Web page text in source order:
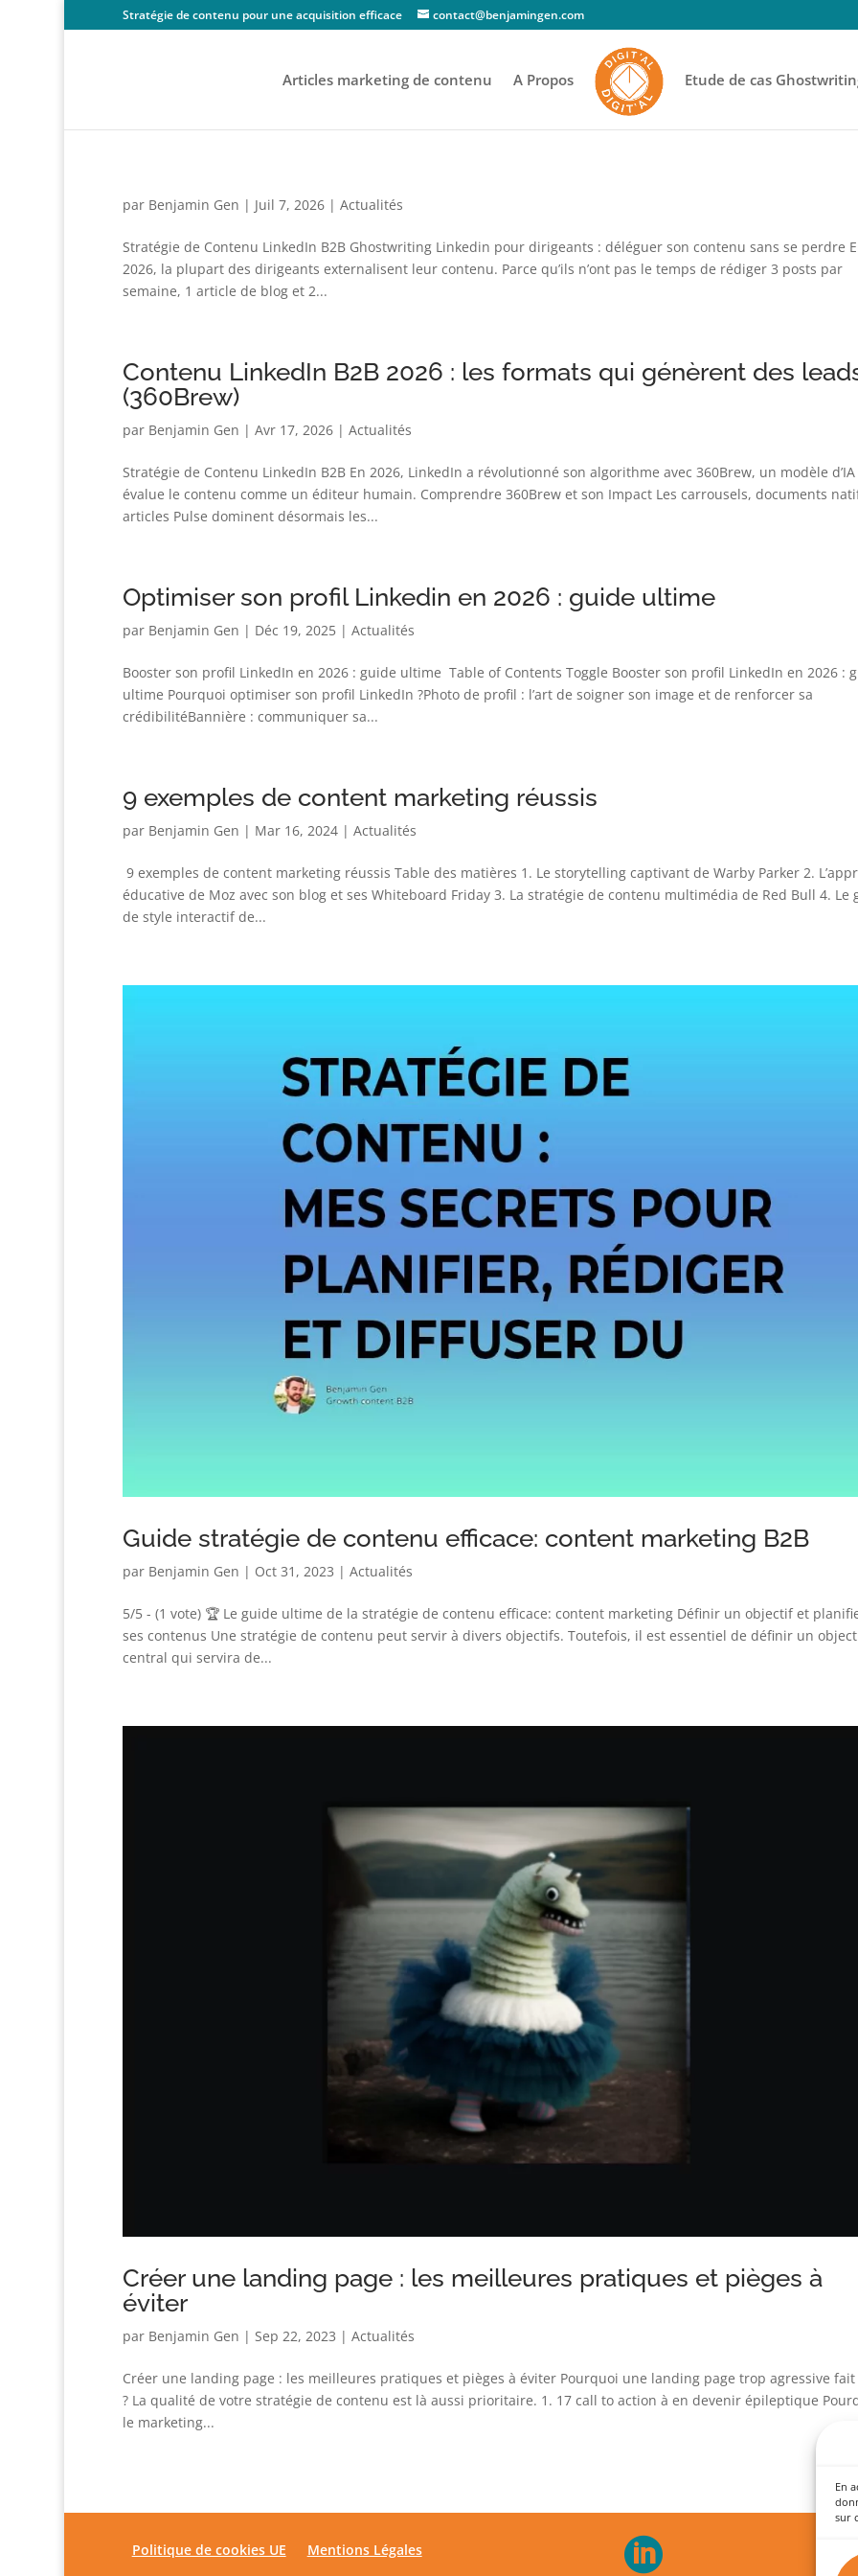
En
sur
Stratégie de contenu pour une acquisition efficace contact@benjamingen.com
Articles marketing de contenu A Propos Etude de cas
par Benjamin Gen | Juil 7, 2026| Actualités
Stratégie de Contenu LinkedIn B2B Ghostwriting Linkedin pour dirigeants : déléguer son contenu sans se perdre
2026, la plupart des dirigeants externalisent leur contenu. Parce qu’ils n’ont pas le temps de rédiger 3 posts par
semaine, 1 article de blog et 2...
Contenu LinkedIn B2B 2026 : les formats qui génèrent des
(360Brew)
par Benjamin Gen | Avr 17, 2026| Actualités
Stratégie de Contenu LinkedIn B2B En 2026, LinkedIn a révolutionné son algorithme avec 360Brew, un modèle
évalue le contenu comme un éditeur humain. Comprendre 360Brew et son Impact Les carrousels, documents
articles Pulse dominent désormais les...
Optimiser son profil Linkedin en 2026 : guide ultime
par Benjamin Gen | Déc 19, 2025| Actualités
Booster son profil LinkedIn en 2026 : guide ultime Table of Contents Toggle Booster son profil LinkedIn en 2026 :
ultime Pourquoi optimiser son profil LinkedIn ?Photo de profil : l’art de soigner son image et de renforcer sa
crédibilitéBannière : communiquer sa...
9 exemples de content marketing réussis
par Benjamin Gen | Mar 16, 2024| Actualités
9 exemples de content marketing réussis Table des matières 1. Le storytelling captivant de Warby Parker 2.
éducative de Moz avec son blog et ses Whiteboard Friday 3. La stratégie de contenu multimédia de Red Bull 4. Le
de style interactif de...
Guide stratégie de contenu efficace: content marketing B2B
par Benjamin Gen | Oct 31, 2023 | Actualités
5/5 - (1 vote) 🏆 Le guide ultime de la stratégie de contenu efficace: content marketing Définir un objectif et
ses contenus Une stratégie de contenu peut servir à divers objectifs. Toutefois, il est essentiel de définir un
central qui servira de...
Créer une landing page : les meilleures pratiques et pièges à
éviter
par Benjamin Gen | Sep 22, 2023 | Actualités
Créer une landing page : les meilleures pratiques et pièges à éviter Pourquoi une landing page trop agressive
? La qualité de votre stratégie de contenu est là aussi prioritaire. 1. 17 call to action à en devenir épileptique
le marketing...
Politique de cookies UE Mentions Légales 